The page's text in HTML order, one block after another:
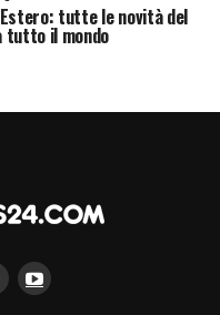
tutte le novità del
tutto il mondo